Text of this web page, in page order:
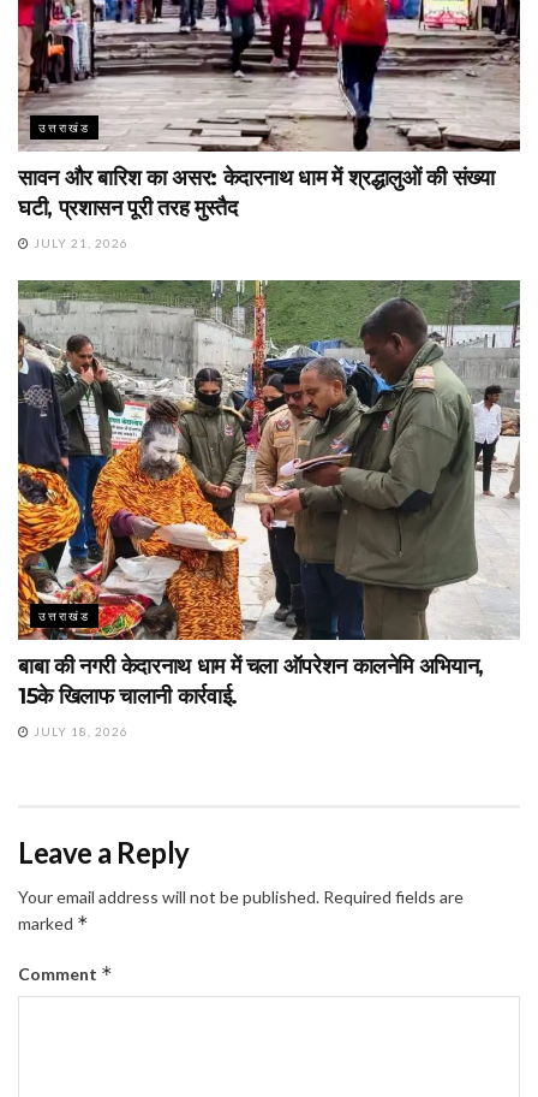
उत्तराखंड
सावन और बारिश का असर: केदारनाथ धाम में श्रद्धालुओं की संख्या
घटी, प्रशासन पूरी तरह मुस्तैद
JULY 21, 2026
उत्तराखंड
बाबा की नगरी केदारनाथ धाम में चला ऑपरेशन कालनेमि अभियान,
15के खिलाफ चालानी कार्रवाई.
JULY 18, 2026
Leave a Reply
Your email address will not be published. Required fields are
marked *
Comment *